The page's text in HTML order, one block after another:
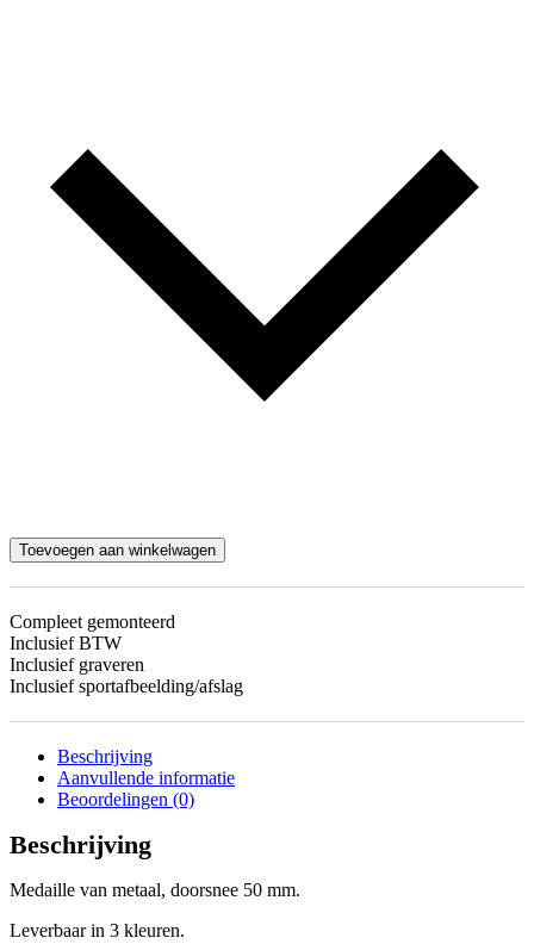
Toevoegen aan winkelwagen
Compleet gemonteerd
Inclusief BTW
Inclusief graveren
Inclusief sportafbeelding/afslag
Beschrijving
Aanvullende informatie
Beoordelingen (0)
Beschrijving
Medaille van metaal, doorsnee 50 mm.
Leverbaar in 3 kleuren.